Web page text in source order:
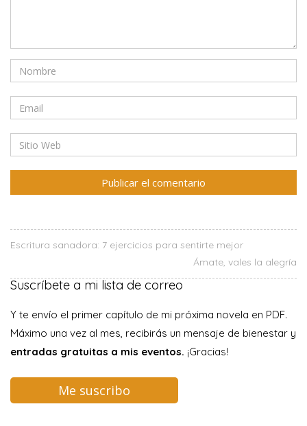
Escritura sanadora: 7 ejercicios para sentirte mejor
Ámate, vales la alegría
Suscríbete a mi lista de correo
Y te envío el primer capítulo de mi próxima novela en PDF.
Máximo una vez al mes, recibirás un mensaje de bienestar y
entradas gratuitas a mis eventos. ¡Gracias!
Me suscribo